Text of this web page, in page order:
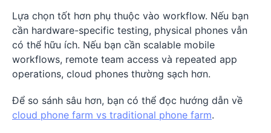
Lựa chọn tốt hơn phụ thuộc vào workflow. Nếu bạn
cần hardware-specific testing, physical phones vẫn
có thể hữu ích. Nếu bạn cần scalable mobile
workflows, remote team access và repeated app
operations, cloud phones thường sạch hơn.
Để so sánh sâu hơn, bạn có thể đọc hướng dẫn về
cloud phone farm vs traditional phone farm.